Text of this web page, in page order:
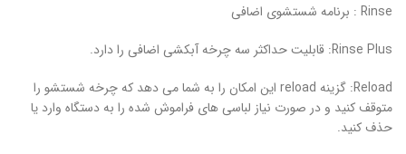
Rinse : برنامه شستشوی اضافی
Rinse Plus: قابلیت حداکثر سه چرخه آبکشی اضافی را دارد.
Reload: گزینه reload این امکان را به شما می دهد که چرخه شستشو را
متوقف کنید و در صورت نیاز لباسی های فراموش شده را به دستگاه وارد یا
حذف کنید.